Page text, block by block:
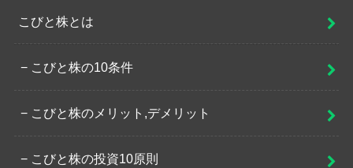
こびと株とは
こびと株の10条件
こびと株のメリット,デメリット
こびと株の投資10原則